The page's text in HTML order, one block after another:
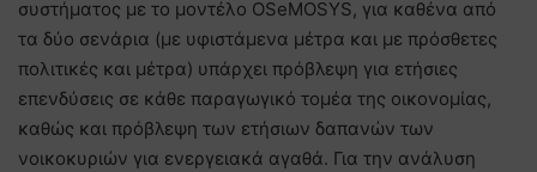
συστήματος με το μοντέλο OSeMOSYS, για καθένα από
τα δύο σενάρια (με υφιστάμενα μέτρα και με πρόσθετες
πολιτικές και μέτρα) υπάρχει πρόβλεψη για ετήσιες
επενδύσεις σε κάθε παραγωγικό τομέα της οικονομίας,
καθώς και πρόβλεψη των ετήσιων δαπανών των
νοικοκυριών για ενεργειακά αγαθά. Για την ανάλυση